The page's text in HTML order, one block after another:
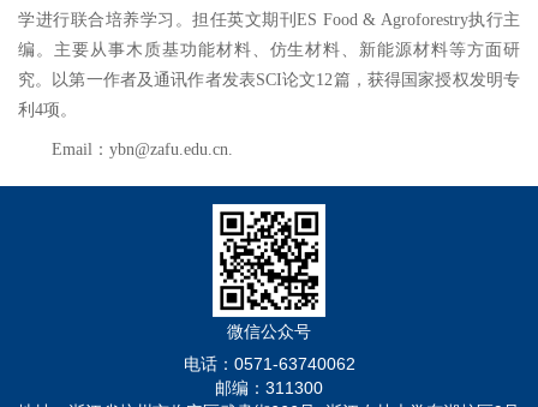
学进行联合培养学习。担任英文期刊 ES Food & Agroforestry执行主
编。 主要从事木质基功能材料 仿生材料、新能源材料等方面研
究。以第一作者及通讯作者发表SCI论文12篇，获得国家授权发明专
利 4项。
Email：ybn@zafu.edu.cn.
微信公众号
电话：0571-63740062
邮编：311300